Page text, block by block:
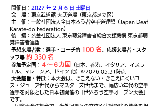
開催⽇ ： 2027 年 2 ⽉ 6 ⽇ ⼟曜⽇
会 場 ：東京武道館 ⼤武道場（東京都⾜⽴区）
主 催 ：⼀般社団法⼈全⽇本ろう者空⼿道連盟（Japan Deaf
Karate-do Federation）
後 援 ：公益社団法⼈ 東京聴覚障害者総合⽀援機構 東京都聴
覚障害者連盟
予想来場者数 ： 選⼿・コーチ約 100 名、応援来場者・スタ
ッフ等 約 350 名
参加予定国 ： ４〜６カ国
（⽇本、⾹港、イタリア、イスラ
エル、マレーシア、ドイツ 他）※2026.05.31時点
⼤会趣旨・特徴 ：本⼤会は、きこえない・きこえにくいユー
ス・ジュニア世代からマスターズ世代まで、幅広い年代の空⼿
選⼿を対象とした⽇本初開催の「世界ろう空⼿オープン⼤会」
です。